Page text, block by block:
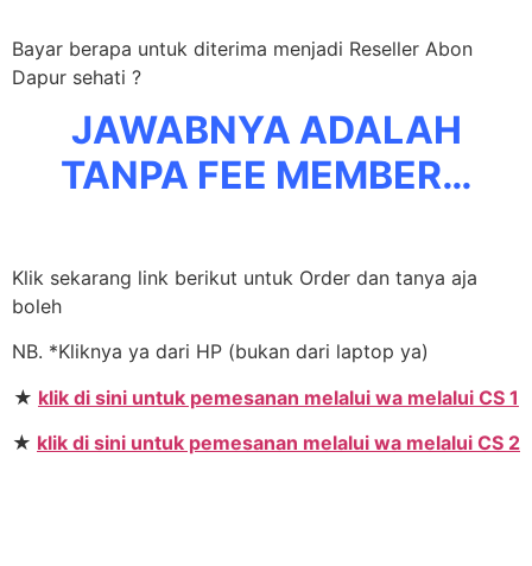
Bayar berapa untuk diterima menjadi Reseller Abon
Dapur sehati ?
JAWABNYA ADALAH
TANPA FEE MEMBER…
Klik sekarang link berikut untuk Order dan tanya aja
boleh
NB. *Kliknya ya dari HP (bukan dari laptop ya)
★ klik di sini untuk pemesanan melalui wa melalui CS 1
★ klik di sini untuk pemesanan melalui wa melalui CS 2